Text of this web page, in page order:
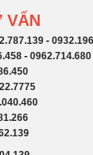
VẤN
-
- 0962.714.680